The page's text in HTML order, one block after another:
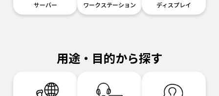
サーバー ワークステーション ディスプレイ
用途・目的から探す